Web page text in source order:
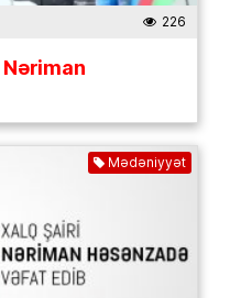
226
Nəriman
Mədəniyyət